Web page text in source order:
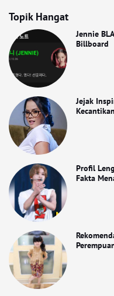
Topik Hangat
Jennie
Billboard
Jejak
Profil
Fakta